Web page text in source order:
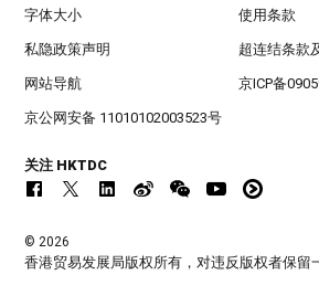
字体大小 使用条款
私隐政策声明 超连结条款
网站导航 京ICP备
京公网安备 11010102003523号
关注 HKTDC
© 2026
香港贸易发展局版权所有，对违反版权者保留